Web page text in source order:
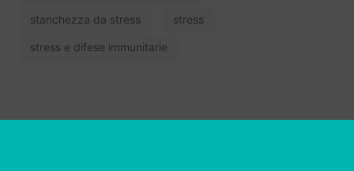
stanchezza da stress stress
stress e difese immunitarie